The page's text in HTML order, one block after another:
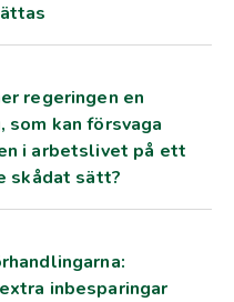
regeringen en
som kan försvaga
i arbetslivet på ett
skådat sätt?
inbesparingar